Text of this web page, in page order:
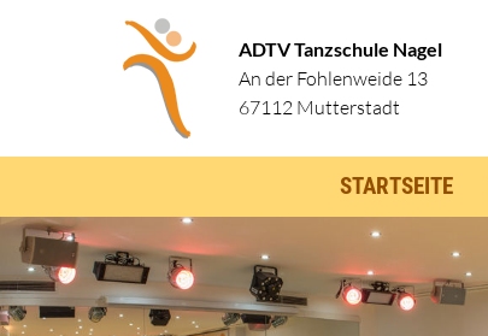
ADTV Tanzschule Nagel
An der Fohlenweide 13
67112 Mutterstadt
STARTSEITE